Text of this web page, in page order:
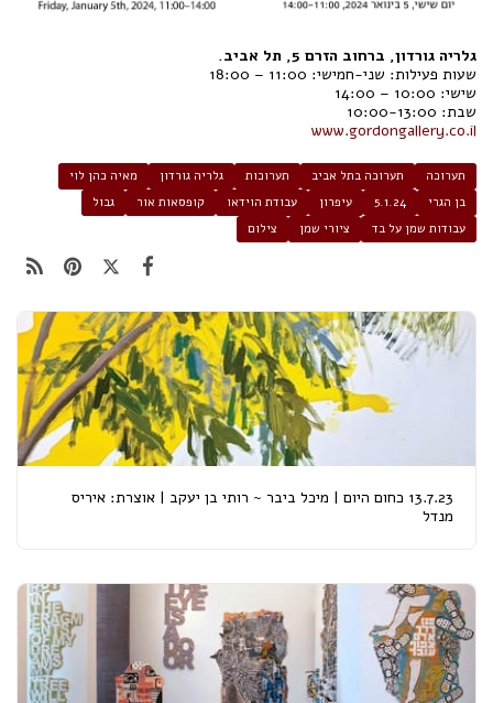
גלריה גורדון, ברחוב הזרם 5, תל אביב.
שעות פעילות: שני-חמישי: 11:00 – 18:00
שישי: 10:00 – 14:00
שבת: 10:00-13:00
www.gordongallery.co.il
תערוכה תערוכה בתל אביב תערוכות גלריה גורדון
מאיה כהן לוי
בן הגרי
5.1.24 עיפרון עבודת הוידאו קופסאות אור
גבול
עבודות שמן על בד
ציורי שמן צילום
13.7.23 כחום היום | מיכל ביבר ~ רותי בן יעקב | אוצרת: איריס
מנדל